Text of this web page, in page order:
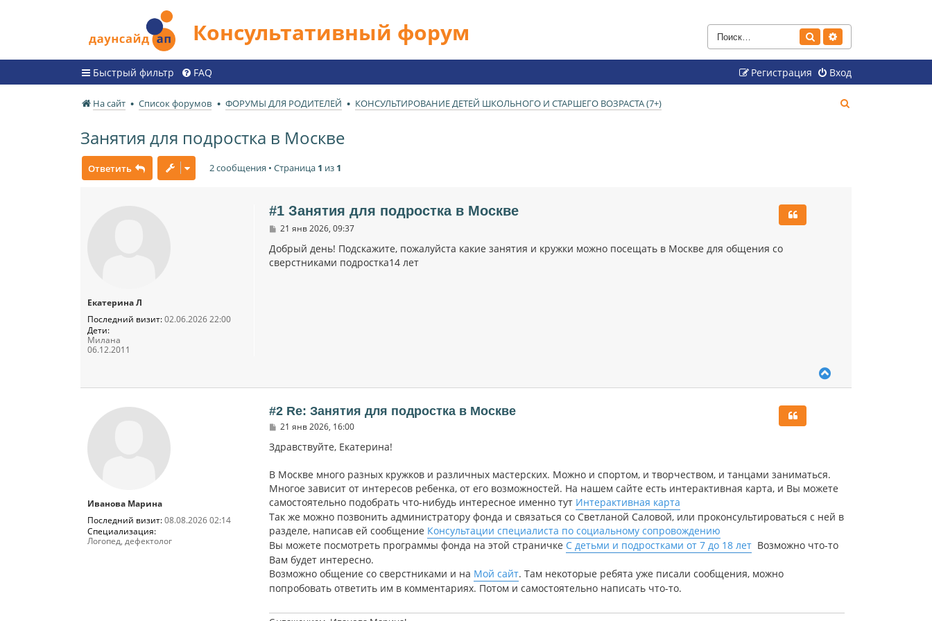
Консультативный форум Поиск
Быстрый фильтр FAQ Вход
Регистрация
На сайт Список форумов ФОРУМЫ ДЛЯ РОДИТЕЛЕЙ КОНСУЛЬТИРОВАНИЕ ДЕТЕЙ ШКОЛЬНОГО И СТАРШЕГО ВОЗРАСТА (7+)
Занятия для подростка в Москве
Ответить 2 сообщения • Страница 1 из 1
Екатерина Л
Последний визит:02.06.2026 22:00
Дети:
Милана
06.12.2011
#1 Занятия для подростка в Москве
С
о
щ
21 янв 2026, 09:37
Добрый день! Подскажите, пожалуйста какие занятия и кружки можно посещать в Москве для общения со
сверстниками подростка14 лет
н
ч
у
Иванова Марина
Последний визит:08.08.2026 02:14
Специализация:
Логопед, дефектолог
#2 Re: Занятия для подростка в Москве
С
о
б
е
н
и
е
21 янв 2026, 16:00
Здравствуйте, Екатерина!
В Москве много разных кружков и различных мастерских. Можно и спортом, и творчеством, и танцами заниматься.
Многое зависит от интересов ребенка, от его возможностей. На нашем сайте есть интерактивная карта, и Вы можете
самостоятельно подобрать что-нибудь интересное именно тут Интерактивная карта
Так же можно позвонить администратору фонда и связаться со Светланой Саловой, или проконсультироваться с ней в
разделе, написав ей сообщение Консультации специалиста по социальному сопровождению
Вы можете посмотреть программы фонда на этой страничке С детьми и подростками от 7 до 18 лет Возможно что-то
Вам будет интересно.
Возможно общение со сверстниками и на Мой сайт. Там некоторые ребята уже писали сообщения, можно
попробовать ответить им в комментариях. Потом и самостоятельно написать что-то.